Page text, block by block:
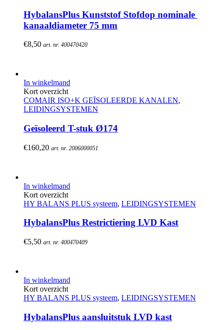
HybalansPlus Kunststof Stofdop nominale
kanaaldiameter 75 mm
€8,50 art. nr. 400470420
In winkelmand
Kort overzicht
COMAIR ISO+K GEÏSOLEERDE KANALEN,
LEIDINGSYSTEMEN
Geïsoleerd T-stuk Ø174
€160,20 art. nr. 2006000051
In winkelmand
Kort overzicht
HY BALANS PLUS systeem, LEIDINGSYSTEMEN
HybalansPlus Restrictiering LVD Kast
€5,50 art. nr. 400470409
In winkelmand
Kort overzicht
HY BALANS PLUS systeem, LEIDINGSYSTEMEN
HybalansPlus aansluitstuk LVD kast